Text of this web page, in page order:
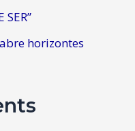
SER”
horizontes